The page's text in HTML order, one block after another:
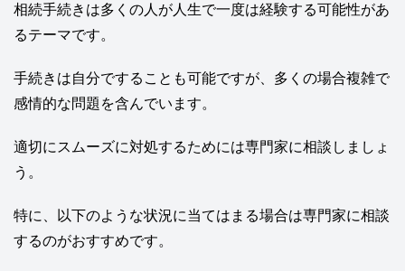
相続手続きは多くの人が人生で一度は経験する可能性があ
るテーマです。
手続きは自分ですることも可能ですが、多くの場合複雑で
感情的な問題を含んでいます。
適切にスムーズに対処するためには専門家に相談しましょ
う。
特に、以下のような状況に当てはまる場合は専門家に相談
するのがおすすめです。